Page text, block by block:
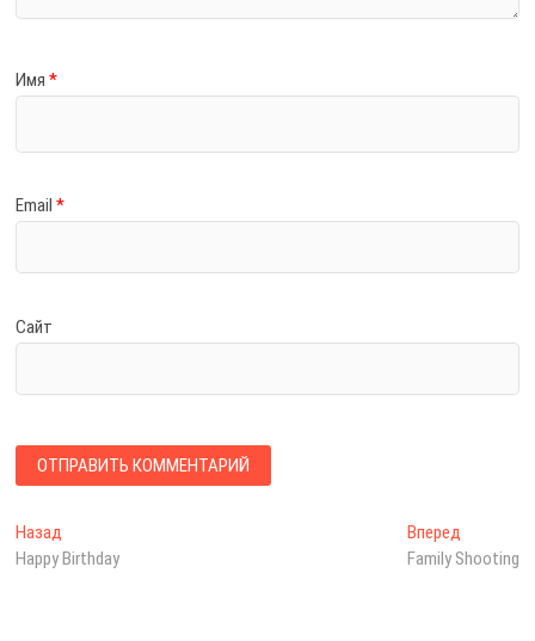
Имя*
Email*
Сайт
Н
а
Назад
р
Happy Birthday
Вперед
л
Family Shooting